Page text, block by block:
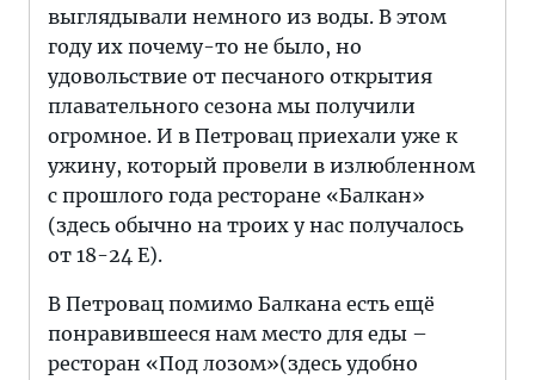
выглядывали немного из воды. В этом
году их почему-то не было, но
удовольствие от песчаного открытия
плавательного сезона мы получили
огромное. И в Петровац приехали уже к
ужину, который провели в излюбленном
с прошлого года ресторане «Балкан»
(здесь обычно на троих у нас получалось
от 18-24 Е).
В Петровац помимо Балкана есть ещё
понравившееся нам место для еды –
ресторан «Под лозом»(здесь удобно